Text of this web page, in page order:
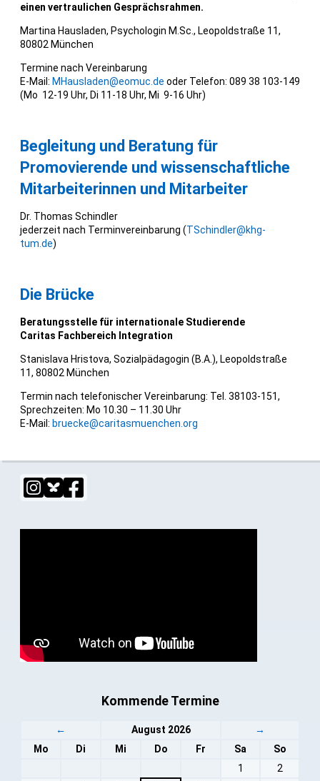
einen vertraulichen Gesprächsrahmen.
Martina Hausladen, Psychologin M.Sc., Leopoldstraße 11,
80802 München
Termine nach Vereinbarung
E-Mail: MHausladen@eomuc.de oder Telefon: 089 38 103-149
(Mo 12-19 Uhr, Di 11-18 Uhr, Mi 9-16 Uhr)
Begleitung und Beratung für
Promovierende und wissenschaftliche
Mitarbeiterinnen und Mitarbeiter
Dr. Thomas Schindler
jederzeit nach Terminvereinbarung (TSchindler@khg-
tum.de)
Die Brücke
Beratungsstelle für internationale Studierende
Caritas Fachbereich Integration
Stanislava Hristova, Sozialpädagogin (B.A.), Leopoldstraße
11, 80802 München
Termin nach telefonischer Vereinbarung: Tel. 38103-151,
Sprechzeiten: Mo 10.30 – 11.30 Uhr
E-Mail: bruecke@caritasmuenchen.org
Kommende Termine
← August 2026
→
Mo
Di Mi Do Fr Sa
So
1
2